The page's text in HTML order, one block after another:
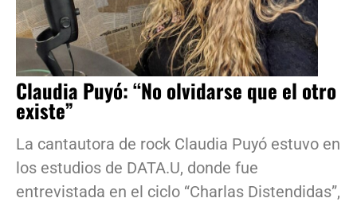
Claudia Puyó: “No olvidarse que el otro
existe”
La cantautora de rock Claudia Puyó estuvo en
los estudios de DATA.U, donde fue
entrevistada en el ciclo “Charlas Distendidas”,